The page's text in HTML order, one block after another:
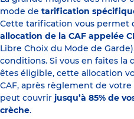
mode de tarification
Cette tarification vous permet
allocation de la CAF appelée
Libre Choix du Mode de
conditions. Si vous en faites la
êtes éligible, cette allocation
CAF, après règlement de
peut couvrir jusqu’à 85% de
crèche.